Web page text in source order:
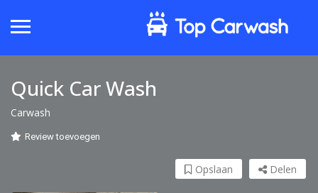
Quick Car Wash
Carwash
Review toevoegen
Delen
Opslaan